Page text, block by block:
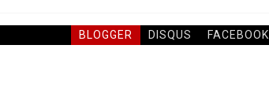
BLOGGER DISQUS FACEBOOK